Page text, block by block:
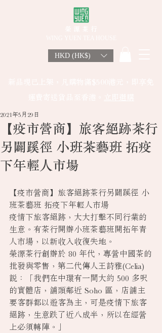
HKD (HK$)
【疫市營商】旅客絕跡茶行
另闢蹊徑 小班茶藝班 拓疫
下年輕人市場
2021年5月29日
【疫市營商】旅客絕跡茶行另闢蹊徑 小
班茶藝班 拓疫下年輕人市場
疫情下旅客絕跡，大大打擊不同行業的
生意。有茶行開辦小班茶藝班開拓年青
人市場，以新收入收復失地。
榮源茶行創辦於 80 年代，專營中國茶的
批發與零售，第二代傳人王詩雅(Celia)
說：「我們在中環有一間大約 500 多呎
的實體店，舖頭鄰近 Soho 區，店舖主
要客群都以遊客為主，可是疫情下旅客
絕跡，生意跌了近八成半，所以在經營
上必須轉陣。」